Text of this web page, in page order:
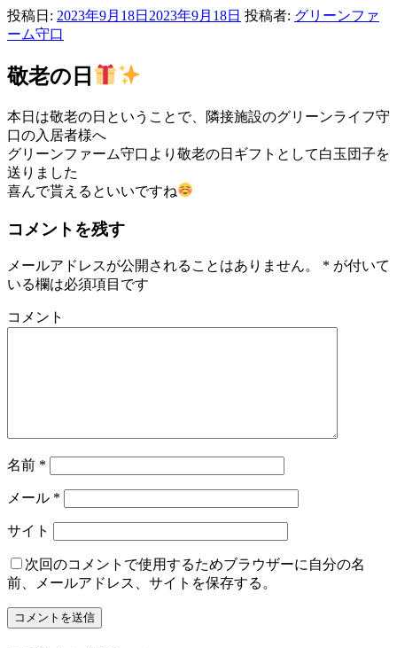
投稿日: 2023年9月18日 2023年9月18日 投稿者: グリーンファ
ーム守口
敬老の日
本日は敬老の日ということで、隣接施設のグリーンライフ守
口の入居者様へ
グリーンファーム守口より敬老の日ギフトとして白玉団子を
送りました
喜んで貰えるといいですね
コメントを残す
メールアドレスが公開されることはありません。 * が付いて
いる欄は必須項目です
コメント
名前 *
メール *
サイト
次回のコメントで使用するためブラウザーに自分の名
前、メールアドレス、サイトを保存する。